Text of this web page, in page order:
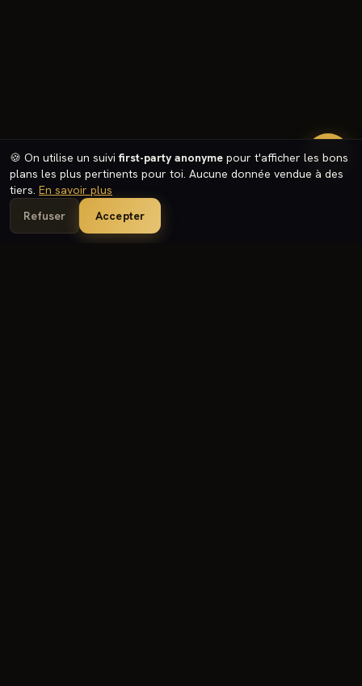
🔥
🍪 On utilise un suivifirst-party anonyme pour t'afficher les bons
plans les plus pertinents pour toi. Aucune donnée vendue à des
tiers. En savoir plus
Refuser
Accepter